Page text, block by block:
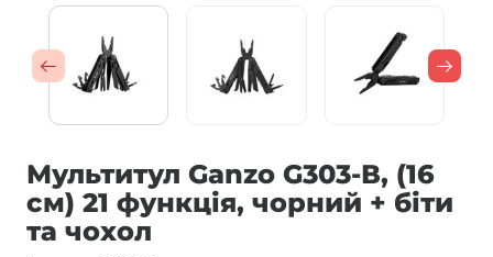
Мультитул Ganzo G303-В, (16
см) 21 функція, чорний + біти
та чохол